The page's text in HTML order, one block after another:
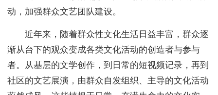
动，加强群众文艺团队建设。
近年来，随着群众性文化生活日益丰富，群众逐
渐从台下的观众变成各类文化活动的创造者与参与
者。从基层的文学创作，到日常的短视频记录，再到
社区的文艺展演，由群众自发组织、主导的文化活动